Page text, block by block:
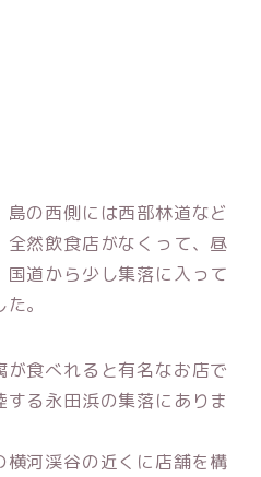
の西側には西部林道など
然飲食店がなくって、昼
道から少し集落に入って
。
食べれると有名なお店で
る永田浜の集落にありま
河渓谷の近くに店舗を構